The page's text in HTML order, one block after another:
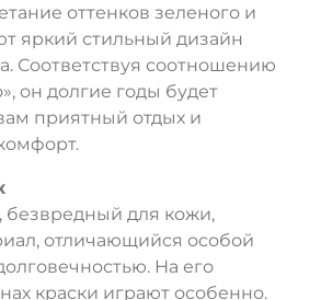
оттенков зеленого и
яркий стильный дизайн
Соответствуя соотношению
он долгие годы будет
приятный отдых и
безвредный для кожи,
отличающийся особой
На его
краски играют особенно.